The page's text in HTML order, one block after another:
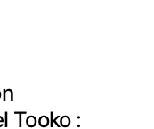
Tooko :